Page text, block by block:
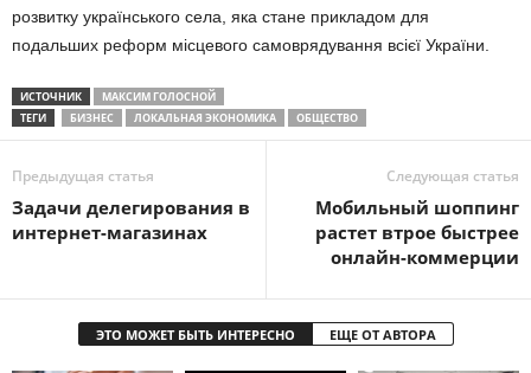
розвитку українського села, яка стане прикладом для
подальших реформ місцевого самоврядування всієї України.
ИСТОЧНИК
МАКСИМ ГОЛОСНОЙ
ТЕГИ
БИЗНЕС ЛОКАЛЬНАЯ ЭКОНОМИКА ОБЩЕСТВО
Предыдущая статья
Задачи делегирования в
интернет-магазинах
Следующая статья
Мобильный шоппинг
растет втрое быстрее
онлайн-коммерции
ЭТО МОЖЕТ БЫТЬ ИНТЕРЕСНО ЕЩЕ ОТ АВТОРА